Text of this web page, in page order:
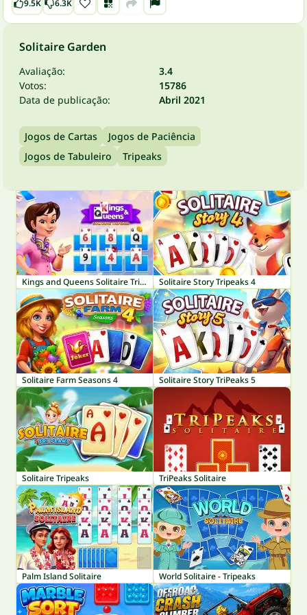
9.5K 6.3K
Solitaire Garden
Avaliação:
3.4
Votos:
15786
Data de publicação:
Abril 2021
Jogos de Cartas
Jogos de Paciência
Jogos de Tabuleiro
Tripeaks
Kings and Queens Solitaire TriPeaks Solitaire Story Tripeaks 4
Solitaire Farm Seasons 4 Solitaire Story TriPeaks 5
Solitaire Tripeaks TriPeaks Solitaire
Palm Island Solitaire World Solitaire - Tripeaks